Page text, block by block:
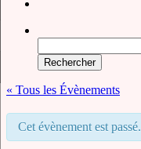
« Tous les Évènements
Cet évènement est passé.